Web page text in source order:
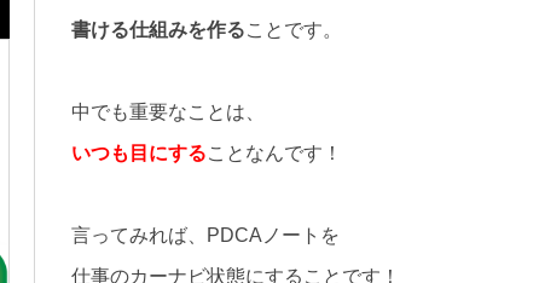
書ける仕組みを作ることです。
中でも重要なことは、
いつも目にすることなんです！
言ってみれば、PDCAノートを
仕事のカーナビ状態にすることです！